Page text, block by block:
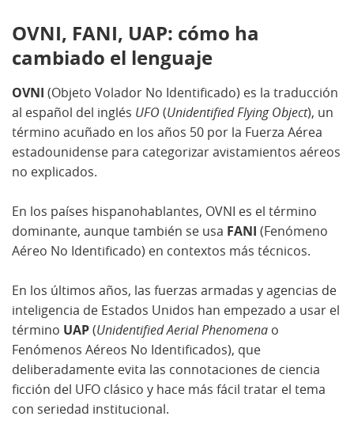
OVNI, FANI, UAP: cómo ha
cambiado el lenguaje
OVNI (Objeto Volador No Identificado) es la traducción
al español del inglés UFO (Unidentified Flying Object), un
término acuñado en los años 50 por la Fuerza Aérea
estadounidense para categorizar avistamientos aéreos
no explicados.
En los países hispanohablantes, OVNI es el término
dominante, aunque también se usa FANI (Fenómeno
Aéreo No Identificado) en contextos más técnicos.
En los últimos años, las fuerzas armadas y agencias de
inteligencia de Estados Unidos han empezado a usar el
término UAP(Unidentified Aerial Phenomena o
Fenómenos Aéreos No Identificados), que
deliberadamente evita las connotaciones de ciencia
ficción del UFO clásico y hace más fácil tratar el tema
con seriedad institucional.